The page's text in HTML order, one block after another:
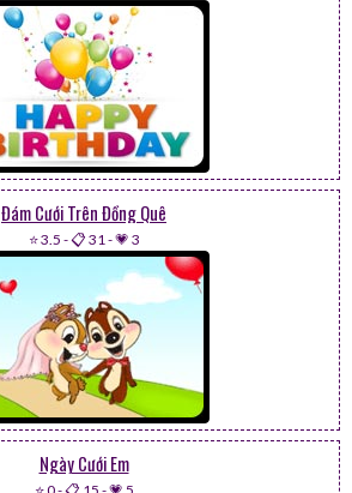
Đám Cưới Trên Đồng Quê
⭐ 3.5 -📋 31-💗 3
Ngày Cưới Em